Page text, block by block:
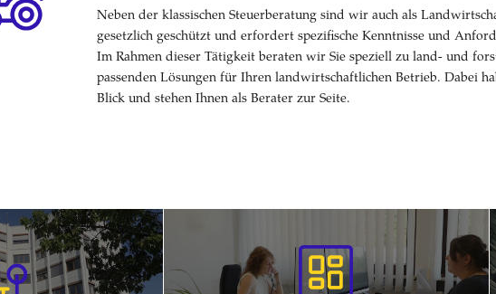
Neben der klassischen Steuerberatung sind wir auch als
gesetzlich geschützt und erfordert spezifische Kenntnisse und
Im Rahmen dieser Tätigkeit beraten wir Sie speziell zu land- und
passenden Lösungen für Ihren landwirtschaftlichen Betrieb. Dabei
Blick und stehen Ihnen als Berater zur Seite.